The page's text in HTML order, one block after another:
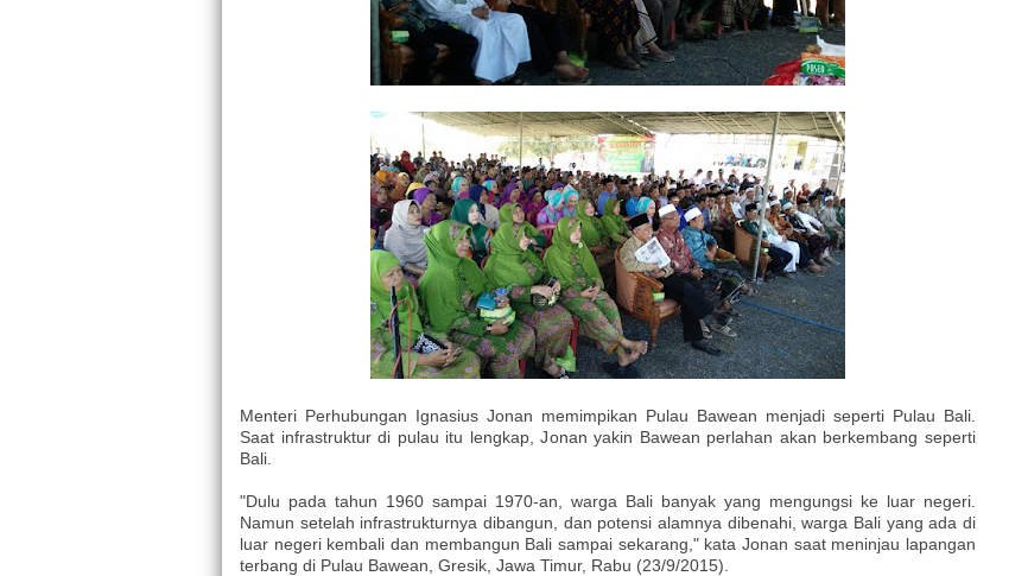
Menteri Perhubungan Ignasius Jonan memimpikan Pulau Bawean menjadi seperti Pulau Bali.
Saat infrastruktur di pulau itu lengkap, Jonan yakin Bawean perlahan akan berkembang seperti
Bali.
"Dulu pada tahun 1960 sampai 1970-an, warga Bali banyak yang mengungsi ke luar negeri.
Namun setelah infrastrukturnya dibangun, dan potensi alamnya dibenahi, warga Bali yang ada di
luar negeri kembali dan membangun Bali sampai sekarang," kata Jonan saat meninjau lapangan
terbang di Pulau Bawean, Gresik, Jawa Timur, Rabu (23/9/2015).